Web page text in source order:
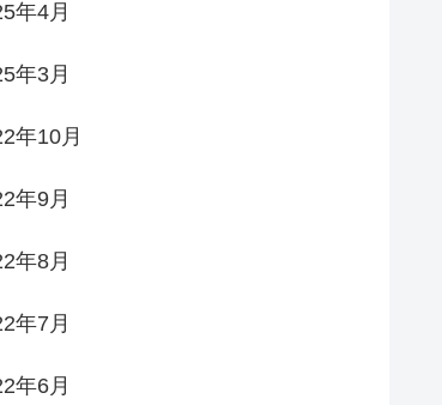
年4月
年3月
年10月
年9月
年8月
年7月
年6月